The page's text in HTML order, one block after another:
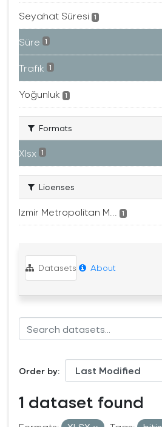
Seyahat Süresi 1
Süre 1
Trafık 1
Yoğunluk 1
Formats
Xlsx 1
Licenses
Izmir Metropolitan M... 1
Datasets About
Order by
1 dataset found